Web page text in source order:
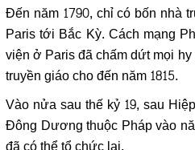
Đến năm 1790, chỉ có bốn nhà
Paris tới Bắc Kỳ. Cách mạng
viện ở Paris đã chấm dứt mọi
truyền giáo cho đến năm 1815.
Vào nửa sau thế kỷ 19, sau
Đông Dương thuộc Pháp vào